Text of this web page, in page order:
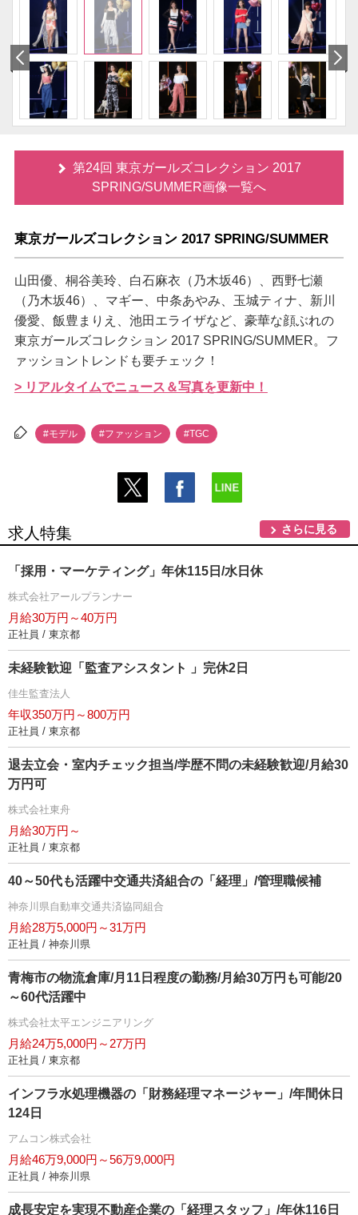
第24回 東京ガールズコレクション 2017
SPRING/SUMMER画像一覧へ
東京ガールズコレクション 2017 SPRING/SUMMER
山田優、桐谷美玲、白石麻衣（乃木坂46）、西野七瀬
（乃木坂46）、マギー、中条あやみ、玉城ティナ、新川
優愛、飯豊まりえ、池田エライザなど、豪華な顔ぶれの
東京ガールズコレクション 2017 SPRING/SUMMER。フ
ァッショントレンドも要チェック！
> リアルタイムでニュース＆写真を更新中！
#モデル #ファッション #TGC
求人特集 さらに見る
「採用・マーケティング」年休115日/水日休
株式会社アールプランナー
月給30万円～40万円
正社員 / 東京都
未経験歓迎「監査アシスタント 」完休2日
佳生監査法人
年収350万円～800万円
正社員 / 東京都
退去立会・室内チェック担当/学歴不問の未経験歓迎/月給30
万円可
株式会社東舟
月給30万円～
正社員 / 東京都
40～50代も活躍中交通共済組合の「経理」/管理職候補
神奈川県自動車交通共済協同組合
月給28万5,000円～31万円
正社員 / 神奈川県
青梅市の物流倉庫/月11日程度の勤務/月給30万円も可能/20
～60代活躍中
株式会社太平エンジニアリング
月給24万5,000円～27万円
正社員 / 東京都
インフラ水処理機器の「財務経理マネージャー」/年間休日
124日
アムコン株式会社
月給46万9,000円～56万9,000円
正社員 / 神奈川県
成長安定を実現不動産企業の「経理スタッフ」/年休116日